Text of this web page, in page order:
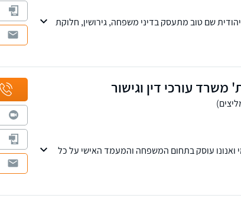
שם טוב מתעסק בדיני משפחה, גירושין, חלוקת
משרד עורכי דין וגישור
ואנונו עוסק בתחום המשפחה והמעמד האישי על כל